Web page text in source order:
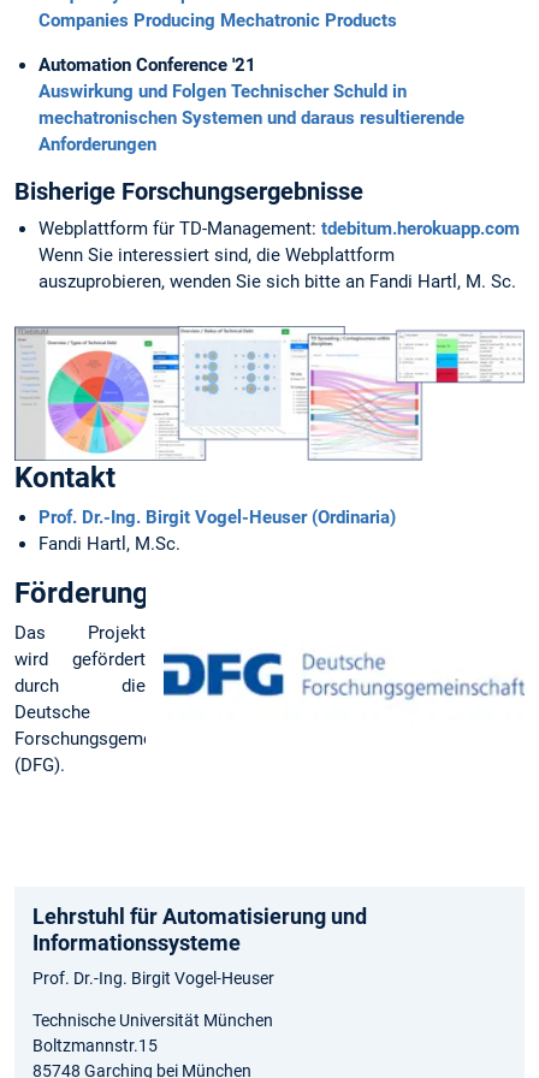
Companies Producing Mechatronic Products
Automation Conference '21
Auswirkung und Folgen Technischer Schuld in
mechatronischen Systemen und daraus resultierende
Anforderungen
Bisherige Forschungsergebnisse
Webplattform für TD-Management: tdebitum.herokuapp.com
Wenn Sie interessiert sind, die Webplattform
auszuprobieren, wenden Sie sich bitte an Fandi Hartl, M. Sc.
Kontakt
Prof. Dr.-Ing. Birgit Vogel-Heuser (Ordinaria)
Fandi Hartl, M.Sc.
Förderung
Das Projekt
wird gefördert
durch die
Deutsche
Forschungsgemeinschaft
(DFG).
Lehrstuhl für Automatisierung und
Informationssysteme
Prof. Dr.-Ing. Birgit Vogel-Heuser
Technische Universität München
Boltzmannstr.15
85748 Garching bei München